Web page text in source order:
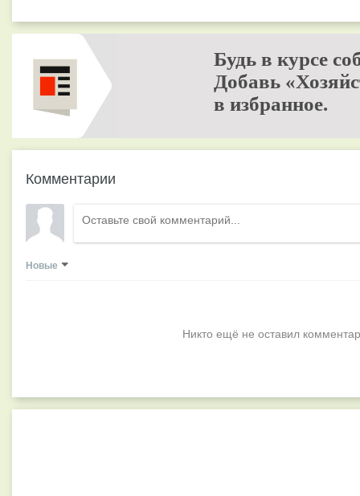
Будь в курсе
Добавь
в избранное.
Комментарии
Новые
Никто ещё не оставил